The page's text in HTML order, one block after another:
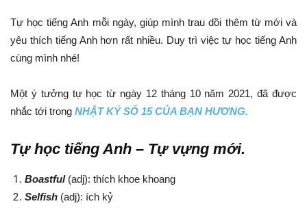
Tự học tiếng Anh mỗi ngày, giúp mình trau dồi thêm từ mới và
yêu thích tiếng Anh hơn rất nhiều. Duy trì việc tự học tiếng Anh
cùng mình nhé!
Một ý tưởng tự học từ ngày 12 tháng 10 năm 2021, đã được
nhắc tới trong NHẬT KÝ SỐ 15 CỦA BẠN HƯƠNG.
Tự học tiếng Anh – Tự vựng mới.
Boastful(adj): thích khoe khoang
Selfish (adj): ích kỷ